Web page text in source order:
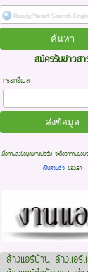
สมัครรับข่าวสา
กรอกอีเมล
เมื่อท่านส่งข้อมูลผ่านฟอร์ม จะถือว่าท่านยอม
เป็นส่วนตัวของเรา
ล้างแอร์บ้าน ล้างแอร์